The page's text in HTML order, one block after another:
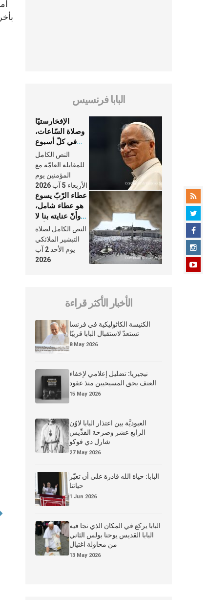
البابا فرنسيس
الإفخارستيّا
وصلاة السّاعات،
في كلّ أسبوع
وكلّ يوم، هما
النَّفَس في حياة
الكنيسة
النص الكامل
للمقابلة العامّة مع
المؤمنين يوم
الأربعاء 5 آب 2026
عطاء الرّبّ يسوع
هو عطاء شامل،
وأنّ عنايته بنا لا
تغيب عنّا أبدًا
النص الكامل لصلاة
التبشير الملائكي
يوم الأحد 2 آب
2026
الأخبار الأكثر قراءة
الكنيسة الكاثوليكية في فرنسا
تستعدّ لاستقبال البابا قريبًا
8 May 2026
نيجيريا: تضليل إعلامي لإخفاء
العنف بحق المسيحيين منذ عقود
15 May 2026
العبوديَّة بين اعتذار البابا لاوُن
الرابع عشر وصرخة القدِّيس
شارل دي فوكو
27 May 2026
البابا: حياة الله قادرة على أن تغيّر
حياتنا
1 Jun 2026
البابا يركع في المكان الذي نجا فيه
البابا القديس يوحنا بولس الثاني
من محاولة اغتيال
13 May 2026